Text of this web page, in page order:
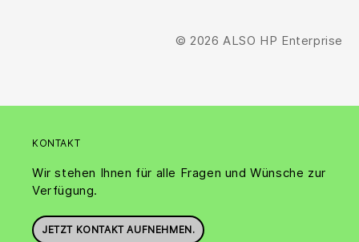
© 2026 ALSO HP Enterprise
KONTAKT
Wir stehen Ihnen für alle Fragen und Wünsche zur
Verfügung.
JETZT KONTAKT AUFNEHMEN.